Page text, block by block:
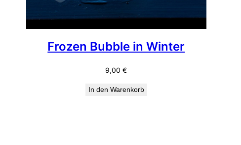
Frozen Bubble in Winter
9,00€
In den Warenkorb